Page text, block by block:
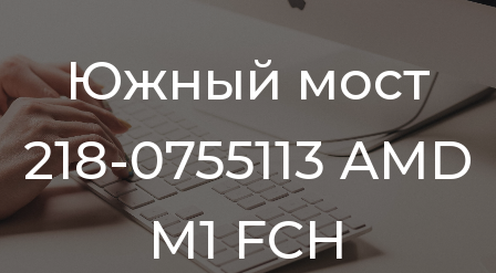
Южный мост
218-0755113 AMD
M1 FCH